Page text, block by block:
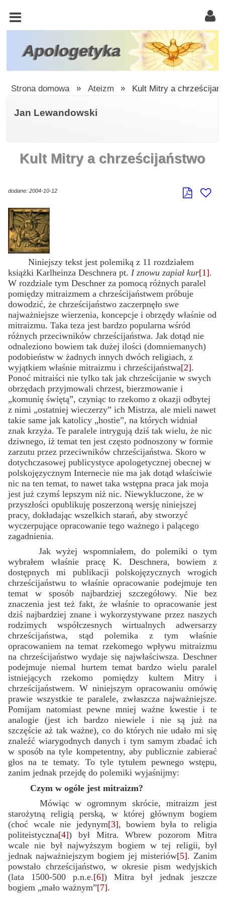
Apologetyka
KOŚCIÓŁ
KATOLICKI
TRÓJCA
ŚWIĘTA
Strona domowa » Ateizm » Kult Mitry a
Jan Lewandowski
Kult Mitry a chrześcijaństwo
dodane: 2004-10-12
Niniejszy tekst jest polemiką z 11 rozdziałem
książki Karlheinza Deschnera pt. I znowu zapiał kur[1].
W rozdziale tym Deschner za pomocą różnych paralel
pomiędzy mitraizmem a chrześcijaństwem próbuje
dowodzić, że chrześcijaństwo zaczerpnęło swe
najważniejsze wierzenia, koncepcje i obrzędy właśnie od
mitraizmu. Taka teza jest bardzo popularna wśród
różnych przeciwników chrześcijaństwa. Jak dotąd nie
odnaleziono bowiem tak dużej ilości (domniemanych)
podobieństw w żadnych innych dwóch religiach, z
wyjątkiem właśnie mitraizmu i chrześcijaństwa[2].
Ponoć mitraiści nie tylko tak jak chrześcijanie w swych
obrzędach przyjmowali chrzest, bierzmowanie i
„komunię świętą”, czyniąc to rzekomo z okazji odbytej
z nimi „ostatniej wieczerzy” ich Mistrza, ale mieli nawet
takie same jak katolicy „hostie”, na których widniał
znak krzyża. Te paralele intrygują dziś tak wielu, że nic
dziwnego, iż temat ten jest często podnoszony w formie
zarzutu przez przeciwników chrześcijaństwa. Skoro w
dotychczasowej publicystyce apologetycznej obecnej w
polskojęzycznym Internecie nie ma jak dotąd właściwie
nic na ten temat, to nawet taka wstępna praca jak moja
jest już czymś lepszym niż nic. Niewykluczone, że w
przyszłości opublikuję poszerzoną wersję niniejszej
pracy, dokładając wszelkich starań, aby stworzyć
wyczerpujące opracowanie tego ważnego i palącego
zagadnienia.
Jak wyżej wspomniałem, do polemiki o tym
wybrałem właśnie pracę K. Deschnera, bowiem z
dostępnych mi publikacji polskojęzycznych wrogich
chrześcijaństwu to właśnie opracowanie podejmuje ten
temat w sposób najbardziej szczegółowy. Nie bez
znaczenia jest też fakt, że właśnie to opracowanie jest
dziś najbardziej znane i wykorzystywane przez naszych
rodzimych współczesnych wirtualnych adwersarzy
chrześcijaństwa, stąd polemika z tym właśnie
opracowaniem na temat rzekomego wpływu mitraizmu
na chrześcijaństwo wydaje się najwłaściwsza. Deschner
podejmuje niemal hurtem temat bardzo wielu paralel
istniejących rzekomo pomiędzy kultem Mitry i
chrześcijaństwem. W niniejszym opracowaniu omówię
prawie wszystkie te paralele, zwłaszcza najważniejsze.
Pomijam natomiast pewne mniej ważne kwestie i te
analogie (jest ich bardzo niewiele i nie są już na
szczęście aż tak ważne), co do których nie udało mi się
znaleźć wiarygodnych danych i tym samym zbadać ich
w sposób na tyle kompetentny, aby publicznie zabierać
głos na te tematy. To tyle tytułem pewnego wstępu,
zanim jednak przejdę do polemiki wyjaśnijmy:
Czym w ogóle jest mitraizm?
Mówiąc w ogromnym skrócie, mitraizm jest
starożytną religią perską, w której głównym bogiem
(choć wcale nie jedynym[3], bowiem była to religia
politeistyczna[4]) był Mitra. Wbrew pozorom Mitra
wcale nie był najwyższym bogiem w tej religii, był
jednak najważniejszym bogiem jej misteriów[5]. Zanim
powstało chrześcijaństwo, w okresie pism wedyjskich
(lata 1500-500 p.n.e.[6]) Mitra był jednak jeszcze
bogiem „mało ważnym”[7].